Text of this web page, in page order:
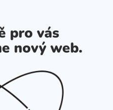
pro vás
nový web.